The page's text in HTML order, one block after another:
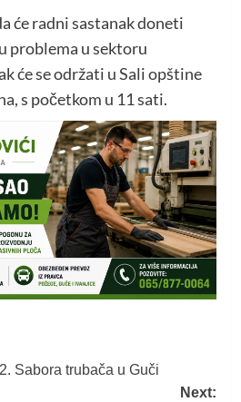
će radni sastanak doneti
problema u sektoru
će se održati u Sali opštine
s početkom u 11 sati.
Sabora trubača u Guči
Next: